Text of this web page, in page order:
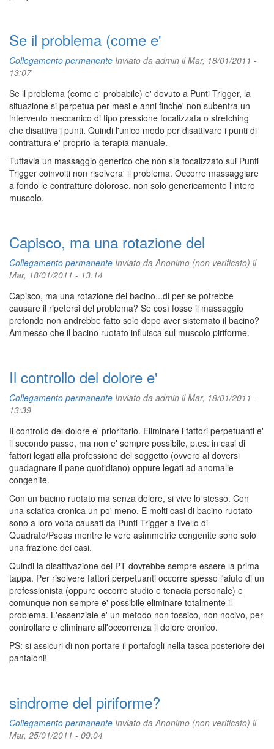
Se il problema (come e'
Collegamento permanente Inviato da admin il Mar, 18/01/2011 -
13:07
Se il problema (come e' probabile) e' dovuto a Punti Trigger, la
situazione si perpetua per mesi e anni finche' non subentra un
intervento meccanico di tipo pressione focalizzata o stretching
che disattiva i punti. Quindi l'unico modo per disattivare i punti di
contrattura e' proprio la terapia manuale.
Tuttavia un massaggio generico che non sia focalizzato sui Punti
Trigger coinvolti non risolvera' il problema. Occorre massaggiare
a fondo le contratture dolorose, non solo genericamente l'intero
muscolo.
Capisco, ma una rotazione del
Collegamento permanente Inviato daAnonimo (non verificato) il
Mar, 18/01/2011 - 13:14
Capisco, ma una rotazione del bacino...di per se potrebbe
causare il ripetersi del problema? Se così fosse il massaggio
profondo non andrebbe fatto solo dopo aver sistemato il bacino?
Ammesso che il bacino ruotato influisca sul muscolo piriforme.
Il controllo del dolore e'
Collegamento permanente Inviato da admin il Mar, 18/01/2011 -
13:39
Il controllo del dolore e' prioritario. Eliminare i fattori perpetuanti e'
il secondo passo, ma non e' sempre possibile, p.es. in casi di
fattori legati alla professione del soggetto (ovvero al doversi
guadagnare il pane quotidiano) oppure legati ad anomalie
congenite.
Con un bacino ruotato ma senza dolore, si vive lo stesso. Con
una sciatica cronica un po' meno. E molti casi di bacino ruotato
sono a loro volta causati da Punti Trigger a livello di
Quadrato/Psoas mentre le vere asimmetrie congenite sono solo
una frazione dei casi.
Quindi la disattivazione dei PT dovrebbe sempre essere la prima
tappa. Per risolvere fattori perpetuanti occorre spesso l'aiuto di un
professionista (oppure occorre studio e tenacia personale) e
comunque non sempre e' possibile eliminare totalmente il
problema. L'essenziale e' un metodo non tossico, non nocivo, per
controllare e eliminare all'occorrenza il dolore cronico.
PS: si assicuri di non portare il portafogli nella tasca posteriore dei
pantaloni!
sindrome del piriforme?
Collegamento permanente Inviato daAnonimo (non verificato) il
Mar, 25/01/2011 - 09:04